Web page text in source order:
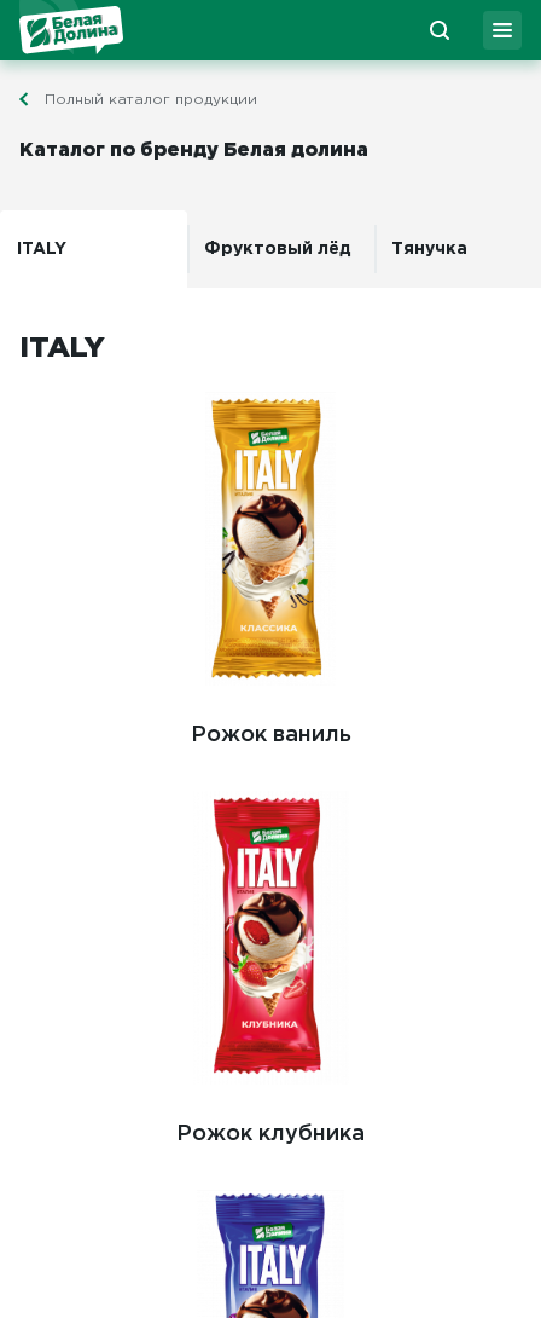
Полный каталог продукции
Каталог по бренду Белая долина
ITALY Фруктовый лёд Тянучка
ITALY
Рожок ваниль
Рожок клубника